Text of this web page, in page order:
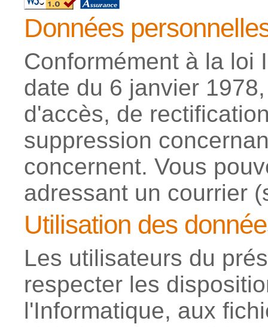
Données
Conformément à la loi
date du 6 janvier
d'accès, de
suppression
concernent. Vous
adressant un courrier
Utilisation des
Les utilisateurs du
respecter les
l'Informatique, aux